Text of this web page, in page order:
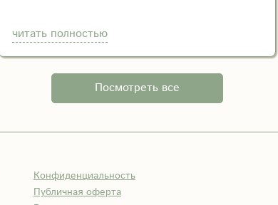
читать полностью
Посмотреть все
Конфиденциальность
Публичная оферта